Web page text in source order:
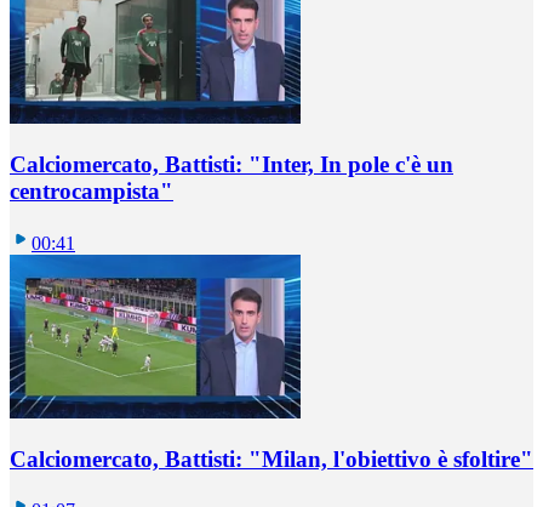
Calciomercato, Battisti: "Inter, In pole c'è un
centrocampista"
00:41
Calciomercato, Battisti: "Milan, l'obiettivo è sfoltire"